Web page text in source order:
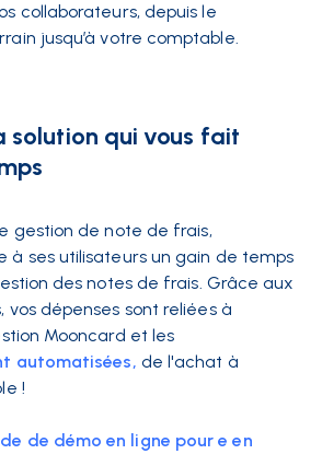
collaborateurs, depuis le
jusqu’à votre comptable.
solution qui vous fait
gestion de note de frais,
à ses utilisateurs un gain de temps
des notes de frais. Grâce aux
vos dépenses sont reliées à
Mooncard et les
automatisées, de l'achat à
!
de démo en ligne pour e en